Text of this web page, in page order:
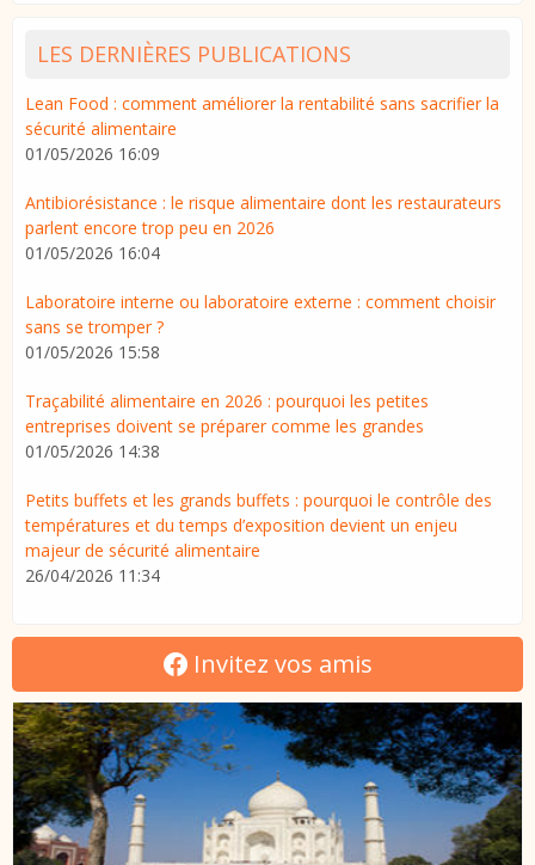
LES DERNIÈRES PUBLICATIONS
Lean Food : comment améliorer la rentabilité sans sacrifier la
sécurité alimentaire
01/05/2026 16:09
Antibiorésistance : le risque alimentaire dont les restaurateurs
parlent encore trop peu en 2026
01/05/2026 16:04
Laboratoire interne ou laboratoire externe : comment choisir
sans se tromper ?
01/05/2026 15:58
Traçabilité alimentaire en 2026 : pourquoi les petites
entreprises doivent se préparer comme les grandes
01/05/2026 14:38
Petits buffets et les grands buffets : pourquoi le contrôle des
températures et du temps d’exposition devient un enjeu
majeur de sécurité alimentaire
26/04/2026 11:34
Invitez vos amis